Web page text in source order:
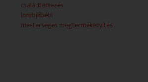
családtervezés
lombikbébi
mesterséges megtermékenyítés